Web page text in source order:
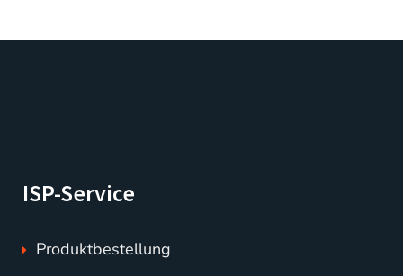
ISP-Service
Produktbestellung